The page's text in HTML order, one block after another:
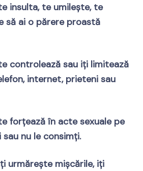
insulta, te umilește, te
să ai o părere proastă
controlează sau iți limitează
internet, prieteni sau
forțează în acte sexuale pe
nu le consimți.
urmărește mișcările, iți